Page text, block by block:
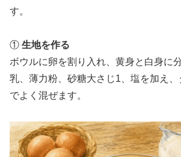
す。
① 生地を作る
ボウルに卵を割り入れ、黄身と白身に
乳、薄力粉、砂糖大さじ1、塩を加え、
でよく混ぜます。